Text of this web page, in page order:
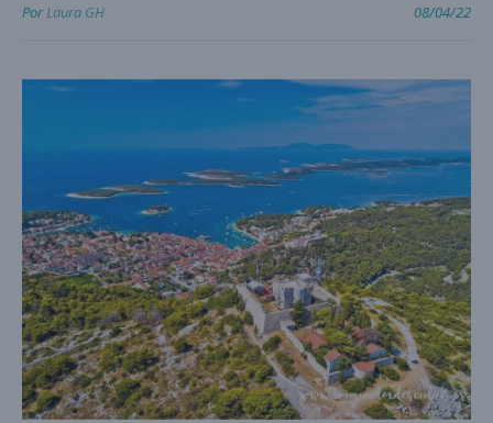
PorLaura GH 08/04/22